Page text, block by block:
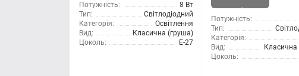
Потужність:
8 Вт
Тип:
Світлодіодний
Категорія:
Освітлення
Вид:
Класична (груша)
Цоколь:
Е-27
наявності
Потужність:
Тип:
Категорія:
Вид:
Цоколь: